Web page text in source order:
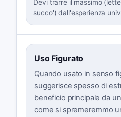
Devi trarre il massimo
succo') dall'esperienza
Uso Figurato
Quando usato in senso
suggerisce spesso di
beneficio principale da
come si spremeremmo